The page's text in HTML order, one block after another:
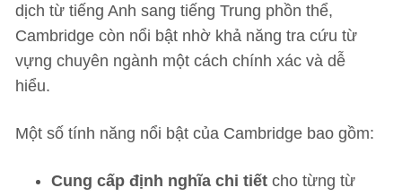
dịch từ tiếng Anh sang tiếng Trung phồn thể,
Cambridge còn nổi bật nhờ khả năng tra cứu từ
vựng chuyên ngành một cách chính xác và dễ
hiểu.
Một số tính năng nổi bật của Cambridge bao gồm:
Cung cấp định nghĩa chi tiết cho từng từ